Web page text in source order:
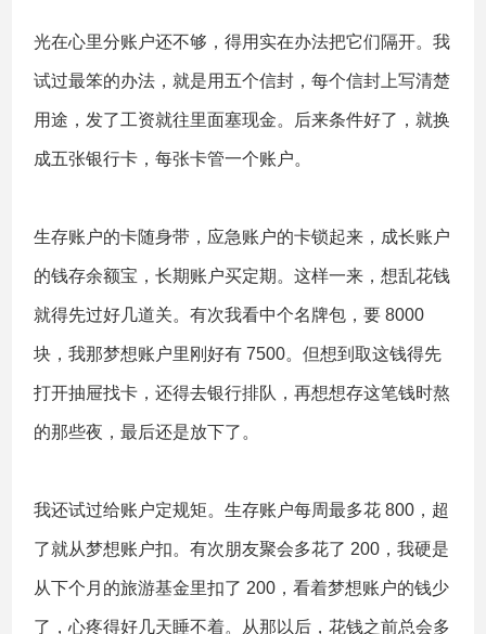
光在心里分账户还不够，得用实在办法把它们隔开。我
试过最笨的办法，就是用五个信封，每个信封上写清楚
用途，发了工资就往里面塞现金。后来条件好了，就换
成五张银行卡，每张卡管一个账户。
生存账户的卡随身带，应急账户的卡锁起来，成长账户
的钱存余额宝，长期账户买定期。这样一来，想乱花钱
就得先过好几道关。有次我看中个名牌包，要 8000
块，我那梦想账户里刚好有 7500。但想到取这钱得先
打开抽屉找卡，还得去银行排队，再想想存这笔钱时熬
的那些夜，最后还是放下了。
我还试过给账户定规矩。生存账户每周最多花 800，超
了就从梦想账户扣。有次朋友聚会多花了 200，我硬是
从下个月的旅游基金里扣了 200，看着梦想账户的钱少
了，心疼得好几天睡不着。从那以后，花钱之前总会多